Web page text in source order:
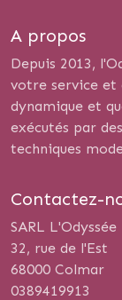
A propos
Depuis 2013,
votre service et
dynamique et
exécutés par
techniques
Contactez-
SARL
32, rue de l'Est
68000 Colmar
0389419913